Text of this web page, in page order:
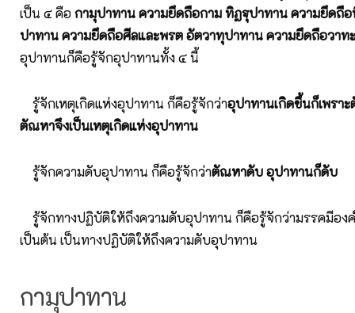
เป็น ๔ คือกามุปาทาน ความยึดถือกาม ทิฏฐุปาทาน ความยึดถื
ปาทาน ความยึดถือศีลและพรต อัตวาทุปาทาน ความยึดถือวาท
อุปาทานก็คือรู้จักอุปาทานทั้ง ๔ นี้
รู้จักเหตุเกิดแห่งอุปาทาน ก็คือรู้จักว่าอุปาทานเกิดขึ้นก็เพรา
ตัณหาจึงเป็นเหตุเกิดแห่งอุปาทาน
รู้จักความดับอุปาทาน ก็คือรู้จักว่าตัณหาดับ อุปาทานก็ดับ
รู้จักทางปฏิบัติให้ถึงความดับอุปาทาน ก็คือรู้จักว่ามรรคมีอง
เป็นต้น เป็นทางปฏิบัติให้ถึงความดับอุปาทาน
กามุปาทาน